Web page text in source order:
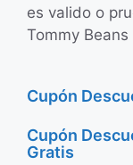
es valido o
Tommy Beans
Cupón
Cupón
Gratis